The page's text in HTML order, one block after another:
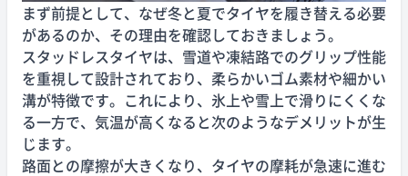
まず前提として、なぜ冬と夏でタイヤを履き替える必要
があるのか、その理由を確認しておきましょう。
スタッドレスタイヤは、雪道や凍結路でのグリップ性能
を重視して設計されており、柔らかいゴム素材や細かい
溝が特徴です。これにより、氷上や雪上で滑りにくくな
る一方で、気温が高くなると次のようなデメリットが生
じます。
路面との摩擦が大きくなり、タイヤの摩耗が急速に進む